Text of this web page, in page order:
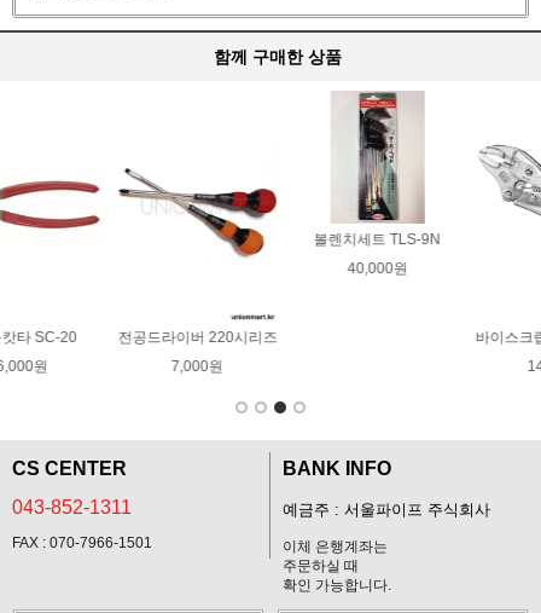
함께 구매한 상품
즈
바이스크립 10WR IRWIN
SUS퀵서트 - M3 ~
CS CENTER
043-852-1311
FAX : 070-7966-1501
BANK INFO
예금주 : 서울파이프 주식회사
이체 은행계좌는
주문하실 때
확인 가능합니다.